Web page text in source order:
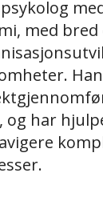
med
og har